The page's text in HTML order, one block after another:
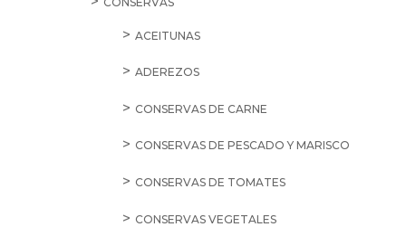
ACEITUNAS
ADEREZOS
CONSERVAS DE CARNE
CONSERVAS DE PESCADO Y MARISCO
CONSERVAS DE TOMATES
CONSERVAS VEGETALES